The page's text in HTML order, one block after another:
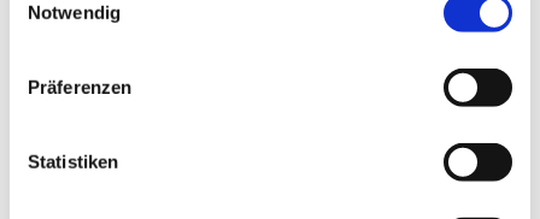
Notwendig
Präferenzen
Statistiken